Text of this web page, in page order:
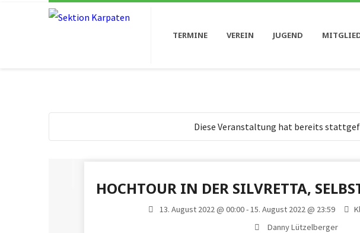
TERMINE VEREIN JUGEND
Diese Veranstaltung hat bereits
HOCHTOUR IN DER SILVRETTA,
13. August 2022 @ 00:00 - 15. August 2022 @ 23:59
Danny Lützelberger